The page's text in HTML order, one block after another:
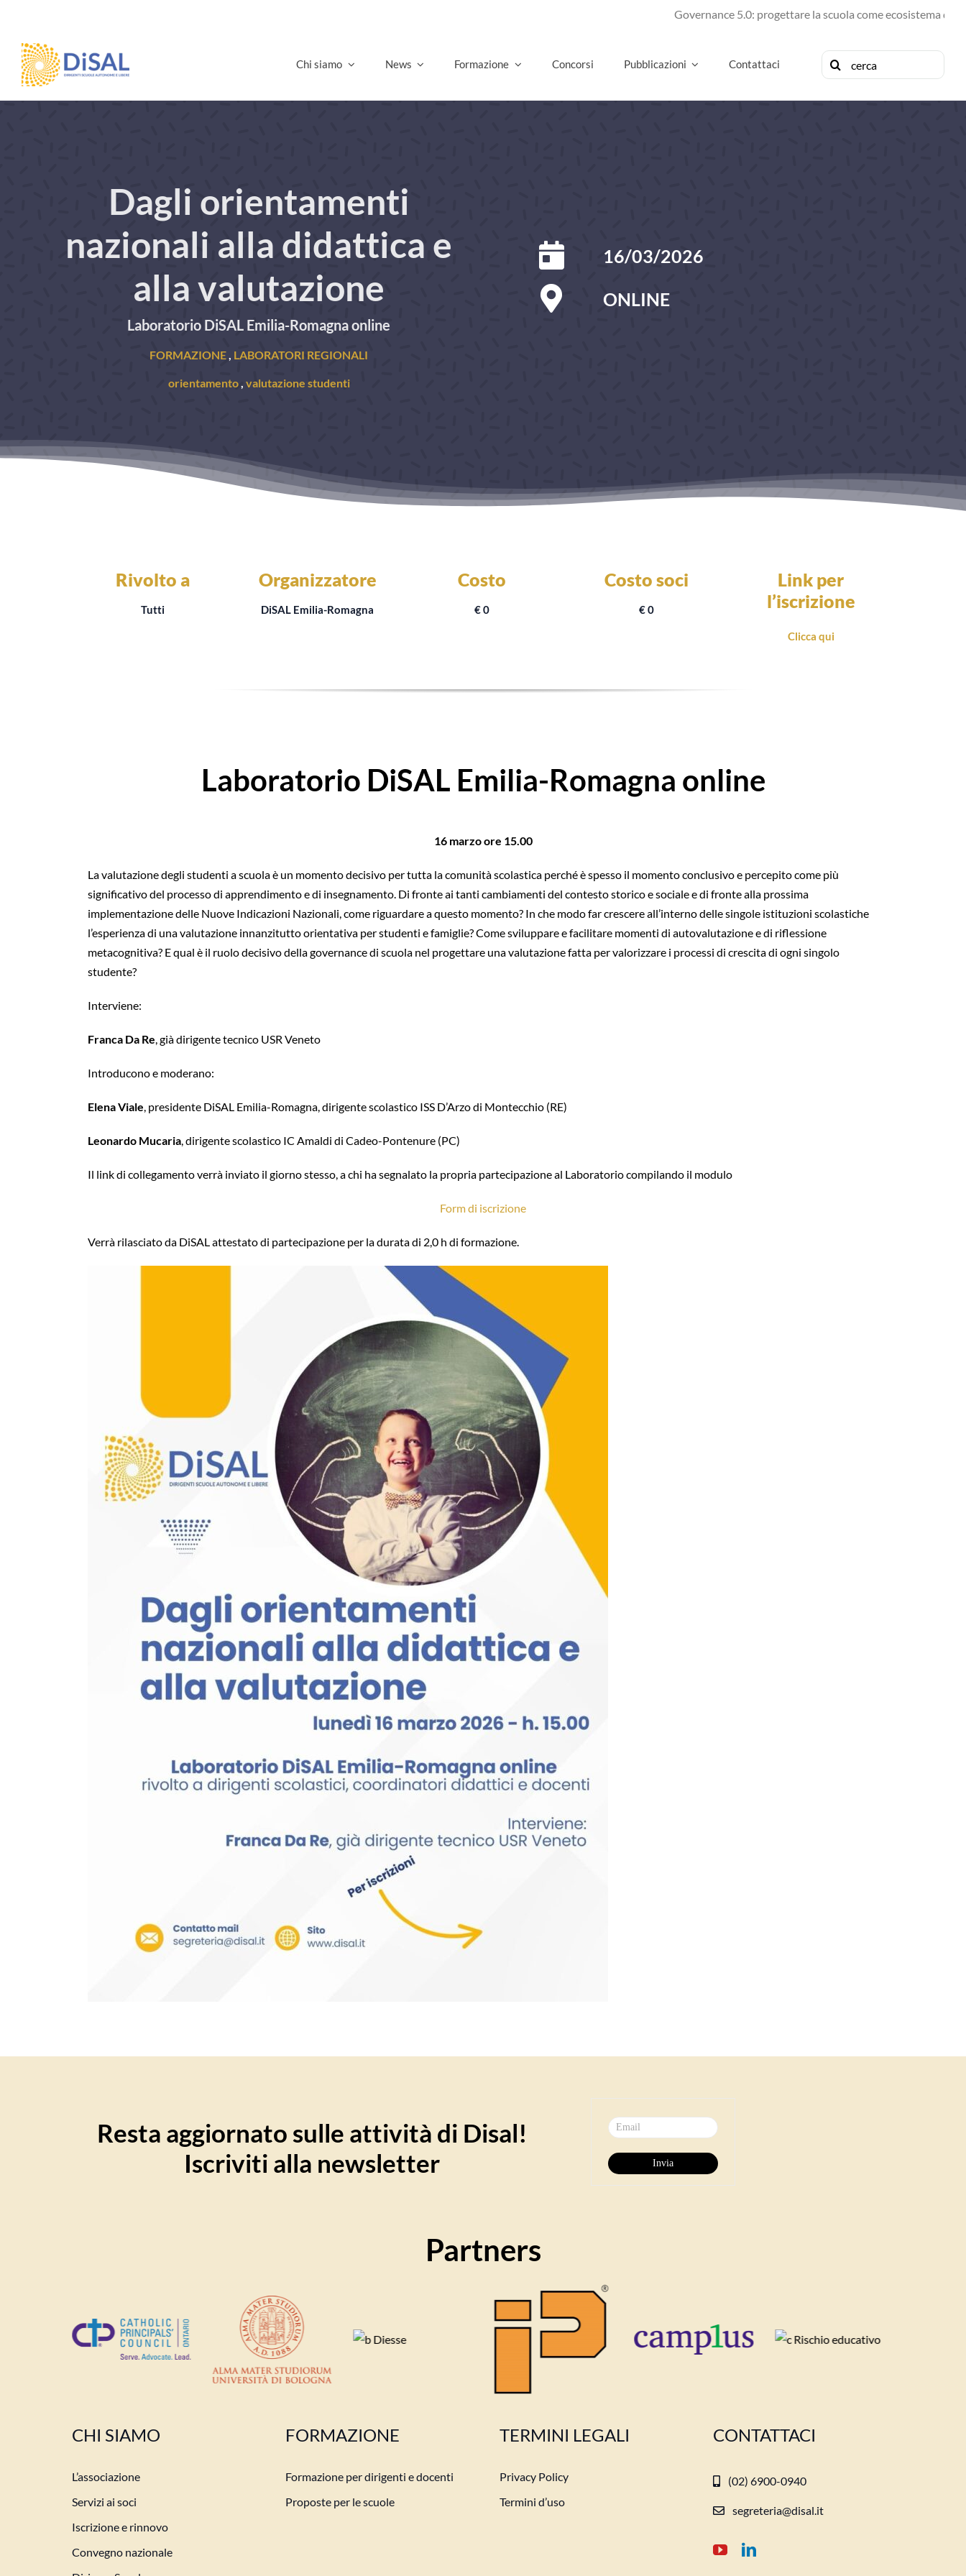
contenuto
Governance 5.0: progettare la scuola come ecosistema di futuro
Chi siamo News Formazione Concorsi Pubblicazioni Contattaci
Cerca
per:
Dagli orientamenti
nazionali alla didattica e
alla valutazione
Laboratorio DiSAL Emilia-Romagna online
FORMAZIONE, LABORATORI REGIONALI
orientamento, valutazione studenti
16/03/2026
ONLINE
Rivolto a
Tutti
Organizzatore
DiSAL Emilia-Romagna
Costo
€ 0
Costo soci
€ 0
Link per
l’iscrizione
Clicca qui
Laboratorio DiSAL Emilia-Romagna online
16 marzo ore 15.00
La valutazione degli studenti a scuola è un momento decisivo per tutta la comunità scolastica perché è spesso il momento conclusivo e percepito come più
significativo del processo di apprendimento e di insegnamento. Di fronte ai tanti cambiamenti del contesto storico e sociale e di fronte alla prossima
implementazione delle Nuove Indicazioni Nazionali, come riguardare a questo momento? In che modo far crescere all’interno delle singole istituzioni scolastiche
l’esperienza di una valutazione innanzitutto orientativa per studenti e famiglie? Come sviluppare e facilitare momenti di autovalutazione e di riflessione
metacognitiva? E qual è il ruolo decisivo della governance di scuola nel progettare una valutazione fatta per valorizzare i processi di crescita di ogni singolo
studente?
Interviene:
Franca Da Re, già dirigente tecnico USR Veneto
Introducono e moderano:
Elena Viale, presidente DiSAL Emilia-Romagna, dirigente scolastico ISS D’Arzo di Montecchio (RE)
Leonardo Mucaria, dirigente scolastico IC Amaldi di Cadeo-Pontenure (PC)
Il link di collegamento verrà inviato il giorno stesso, a chi ha segnalato la propria partecipazione al Laboratorio compilando il modulo
Form di iscrizione
Verrà rilasciato da DiSAL attestato di partecipazione per la durata di 2,0 h di formazione.
Resta aggiornato sulle attività di Disal!
Iscriviti alla newsletter
Partners
CHI SIAMO
L’associazione
Servizi ai soci
Iscrizione e rinnovo
Convegno nazionale
FORMAZIONE
Formazione per dirigenti e docenti
Proposte per le scuole
TERMINI LEGALI
Privacy Policy
Termini d’uso
CONTATTACI
(02) 6900-0940
segreteria@disal.it